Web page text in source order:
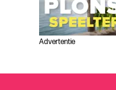
Advertentie